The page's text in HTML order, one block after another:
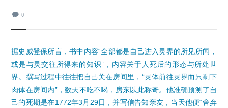
0
据史威登保所言，书中内容“全部都是自己进入灵界的所见所闻，
或是与灵交往所得来的知识”，内容关于人死后的形态与所处世
界。撰写过程中往往把自己关在房间里，“灵体前往灵界而只剩下
肉体在房间内”，数天不吃不喝，房东以此称奇。他准确预测了自
己的死期是在1772年3月29日，并写信告知亲友，当天他便“舍弃